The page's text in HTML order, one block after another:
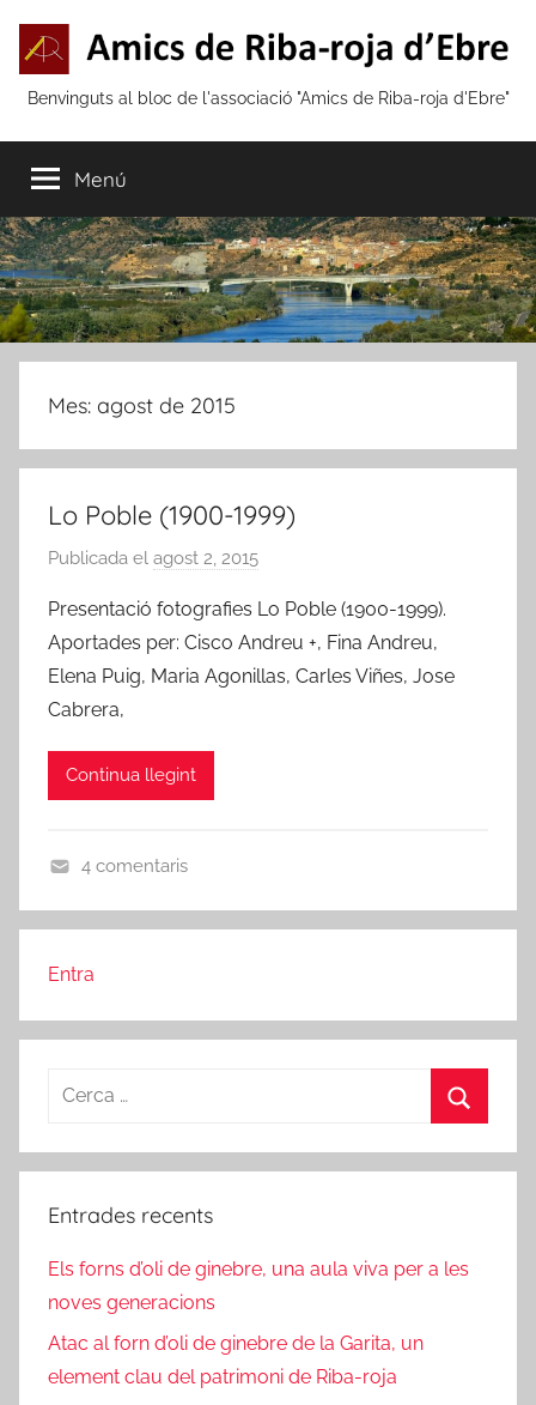
contingut
Amics
de
Riba-
roja
d'Ebre
Benvinguts al bloc de l'associació "Amics de Riba-roja d'Ebre"
Menú
Mes: agost de 2015
Lo Poble (1900-1999)
Publicada el agost 2, 2015
r
A
m
b
r
d
r
Presentació fotografies Lo Poble (1900-1999).
Aportades per: Cisco Andreu +, Fina Andreu,
Elena Puig, Maria Agonillas, Carles Viñes, Jose
Cabrera,
Continua llegint
O
R
e
t
o
s
p
4 comentaris
Entra
Cerca:
Entrades recents
Els forns d’oli de ginebre, una aula viva per a les
noves generacions
Atac al forn d’oli de ginebre de la Garita, un
element clau del patrimoni de Riba-roja